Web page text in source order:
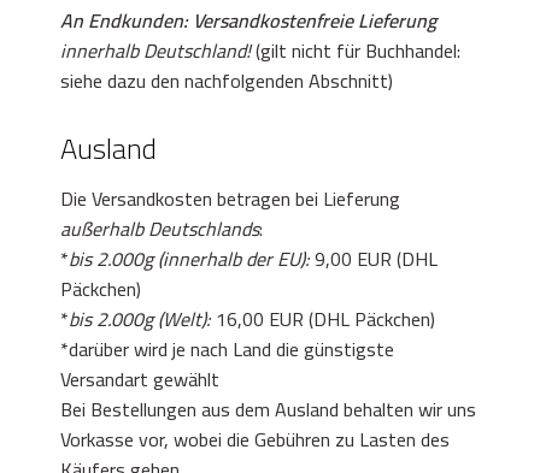
An Endkunden: Versandkostenfreie Lieferung
innerhalb Deutschland!(gilt nicht für Buchhandel:
siehe dazu den nachfolgenden Abschnitt)
Ausland
Die Versandkosten betragen bei Lieferung
außerhalb Deutschlands:
*bis 2.000g (innerhalb der EU):9,00 EUR (DHL
Päckchen)
*bis 2.000g (Welt):16,00 EUR (DHL Päckchen)
*darüber wird je nach Land die günstigste
Versandart gewählt
Bei Bestellungen aus dem Ausland behalten wir uns
Vorkasse vor, wobei die Gebühren zu Lasten des